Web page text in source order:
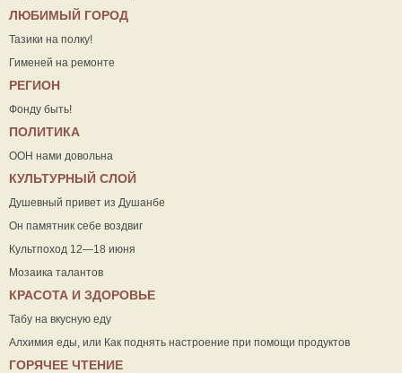
ЛЮБИМЫЙ ГОРОД
Тазики на полку!
Гименей на ремонте
РЕГИОН
Фонду быть!
ПОЛИТИКА
ООН нами довольна
КУЛЬТУРНЫЙ СЛОЙ
Душевный привет из Душанбе
Он памятник себе воздвиг
Культпоход 12—18 июня
Мозаика талантов
КРАСОТА И ЗДОРОВЬЕ
Табу на вкусную еду
Алхимия еды, или Как поднять настроение при помощи продуктов
ГОРЯЧЕЕ ЧТЕНИЕ